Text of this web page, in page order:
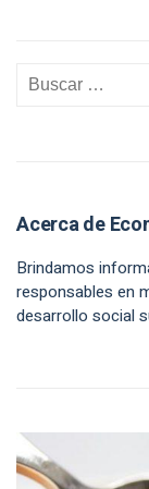
Acerca de
Brindamos
responsables en
desarrollo social